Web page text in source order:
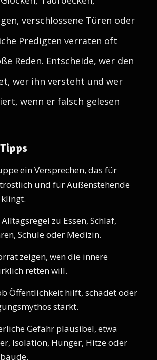
verschlossene Türen oder
Predigten verraten oft
Reden. Entscheide, wer den
wer ihn versteht und wer
wenn er falsch gelesen
ein Versprechen, das für
und für Außenstehende
zu Essen, Schlaf,
Schule oder Medizin.
zeigen, wen die innere
retten will.
Öffentlichkeit hilft, schadet oder
stärkt.
Gefahr plausibel, etwa
Isolation, Hunger, Hitze oder